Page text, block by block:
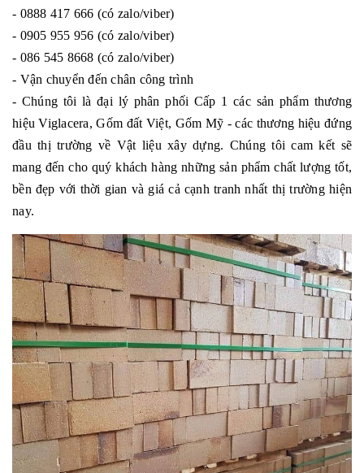
- 0888 417 666 (có zalo/viber)
- 0905 955 956 (có zalo/viber)
- 086 545 8668 (có zalo/viber)
- Vận chuyển đến chân công trình
- Chúng tôi là đại lý phân phối Cấp 1 các sản phẩm thương
hiệu Viglacera, Gốm đất Việt, Gốm Mỹ - các thương hiệu đứng
đầu thị trường về Vật liệu xây dựng. Chúng tôi cam kết sẽ
mang đến cho quý khách hàng những sản phẩm chất lượng tốt,
bền đẹp với thời gian và giá cả cạnh tranh nhất thị trường hiện
nay.